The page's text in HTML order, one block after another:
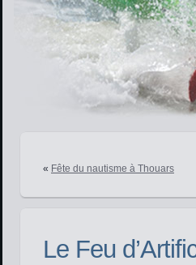
« Fête du nautisme à Thouars
Le Feu